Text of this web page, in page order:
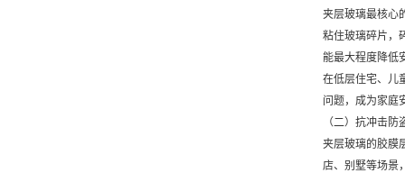
夹层玻璃最核心
粘住玻璃碎片，
能最大程度降低
在低层住宅、儿
问题，成为家庭
（二）抗冲击
夹层玻璃的胶膜
店、别墅等场景